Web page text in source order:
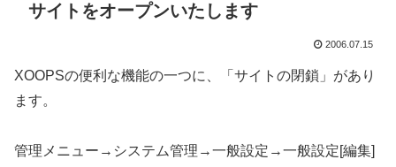
サイトをオープンいたします
2006.07.15
XOOPSの便利な機能の一つに、「サイトの閉鎖」があり
ます。
管理メニュー→システム管理→一般設定→一般設定[編集]